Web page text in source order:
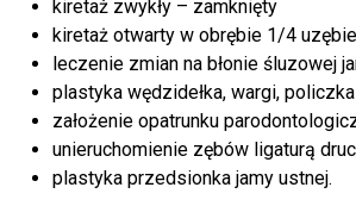
kiretaż zwykły – zamknięty
kiretaż otwarty w obrębie 1/4
leczenie zmian na błonie śluzowej
plastyka wędzidełka, wargi, policzka
założenie opatrunku
unieruchomienie zębów ligaturą
plastyka przedsionka jamy ustnej.